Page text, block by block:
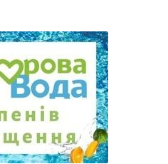
колясок, обслуговування
на дому може стати справжнім
транспортувати диван або ліжко
ламелей. Виклик майстра
набагато більш економним і
зламаної речі.
– це повний спектр сервісних
свій будинок і все, що
й красі.